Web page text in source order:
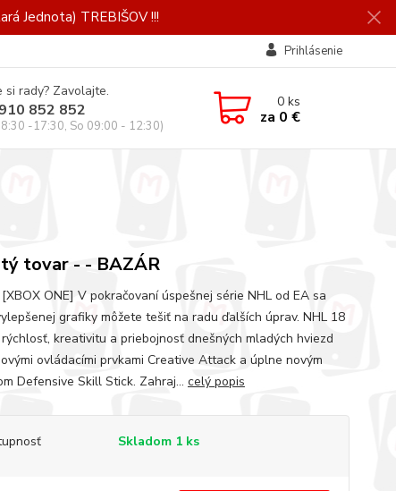
Jednota) TREBIŠOV !!!
Prihlásenie
si rady? Zavolajte.
852 852
-17:30, So 09:00 - 12:30)
0ks
za 0 €
tovar - - BAZÁR
ONE] V pokračovaní úspešnej série NHL od EA sa
grafiky môžete tešiť na radu ďalších úprav. NHL 18
kreativitu a priebojnosť dnešných mladých hviezd
ovládacími prvkami Creative Attack a úplne novým
Defensive Skill Stick. Zahraj... celý popis
Skladom 1 ks